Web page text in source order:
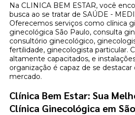
Na CLINICA BEM ESTAR, você
busca ao se tratar de SAÚDE -
Oferecemos serviços como clínica
ginecológica São Paulo, consulta
consultório ginecológico,
fertilidade, ginecologista particular.
altamente capacitados, e
organização é capaz de se
mercado.
Clínica Bem Estar: Sua
Clínica Ginecológica em